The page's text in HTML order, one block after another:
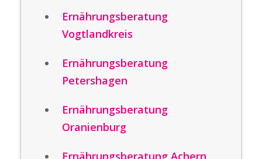
Ernährungsberatung
Vogtlandkreis
Ernährungsberatung
Petershagen
Ernährungsberatung
Oranienburg
Ernährungsberatung Achern